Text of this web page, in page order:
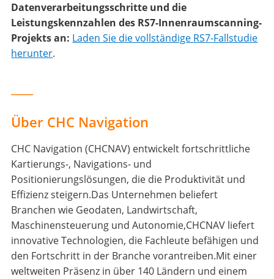
Datenverarbeitungsschritte und die
Leistungskennzahlen des RS7-Innenraumscanning-
Projekts an: Laden Sie die vollständige RS7-Fallstudie
herunter.
Über CHC Navigation
CHC Navigation (CHCNAV) entwickelt fortschrittliche
Kartierungs-, Navigations- und
Positionierungslösungen, die die Produktivität und
Effizienz steigern.Das Unternehmen beliefert
Branchen wie Geodaten, Landwirtschaft,
Maschinensteuerung und Autonomie,CHCNAV liefert
innovative Technologien, die Fachleute befähigen und
den Fortschritt in der Branche vorantreiben.Mit einer
weltweiten Präsenz in über 140 Ländern und einem